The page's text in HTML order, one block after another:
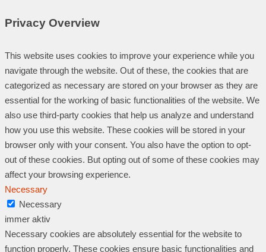
Privacy Overview
This website uses cookies to improve your experience while you
navigate through the website. Out of these, the cookies that are
categorized as necessary are stored on your browser as they are
essential for the working of basic functionalities of the website. We
also use third-party cookies that help us analyze and understand
how you use this website. These cookies will be stored in your
browser only with your consent. You also have the option to opt-
out of these cookies. But opting out of some of these cookies may
affect your browsing experience.
Necessary
Necessary
immer aktiv
Necessary cookies are absolutely essential for the website to
function properly. These cookies ensure basic functionalities and